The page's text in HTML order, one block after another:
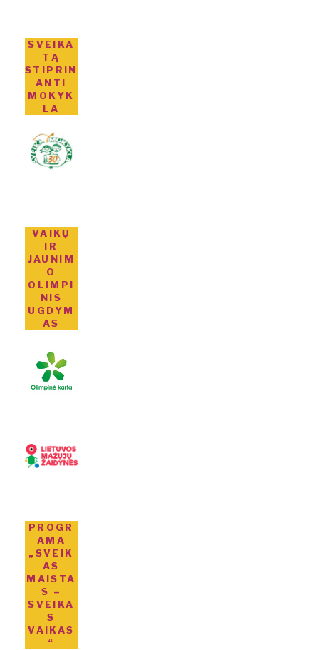
SVEIKA
TĄ
STIPRIN
ANTI
MOKYK
LA
VAIKŲ
IR
JAUNIM
O
OLIMPI
NIS
UGDYM
AS
PROGR
AMA
„SVEIK
AS
MAISTA
S –
SVEIKA
S
VAIKAS
“